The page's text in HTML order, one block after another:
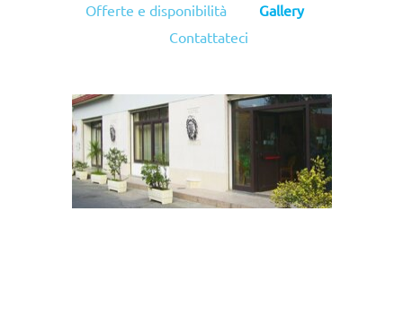
Offerte e disponibilità
Gallery
Contattateci